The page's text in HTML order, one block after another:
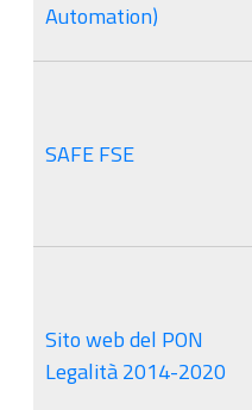
Automation)
SAFE FSE
Sito web del PON
Legalità 2014-2020